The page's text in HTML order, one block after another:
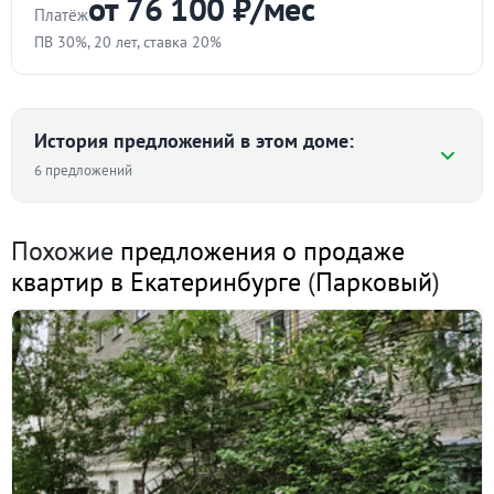
Платёжот 76 100 ₽/мес
ПВ 30%, 20 лет, ставка 20%
Срок
лет
Ставка
%
История предложений в этом доме:
6 предложений
103 333
II пол. 2019
89 271
I пол. 2020
103 414
II пол. 2021 II пол. 2024
Похожие предложения о продаже
квартир в Екатеринбурге (Парковый)